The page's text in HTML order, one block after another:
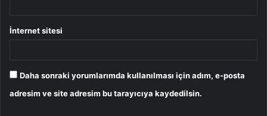
İnternet sitesi
Daha sonraki yorumlarımda kullanılması için adım, e-posta
adresim ve site adresim bu tarayıcıya kaydedilsin.